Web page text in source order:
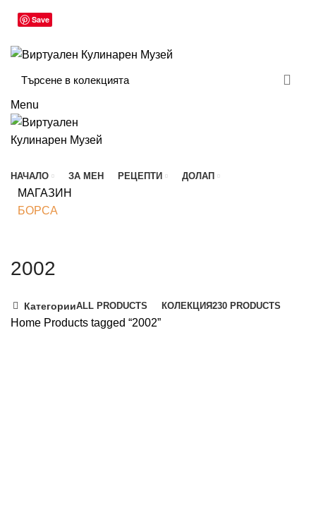
Save
Menu
НАЧАЛО ЗА МЕН РЕЦЕПТИ ДОЛАП
МАГАЗИН
БОРСА
2002
КатегорииALL PRODUCTS КОЛЕКЦИЯ230 PRODUCTS
Home Products tagged “2002”